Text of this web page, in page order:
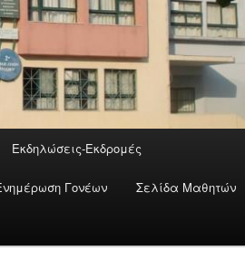
Εκδηλώσεις-Εκδρομές
Γονέων Σελίδα Μαθητών